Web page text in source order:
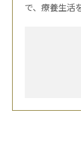
で、療養生活